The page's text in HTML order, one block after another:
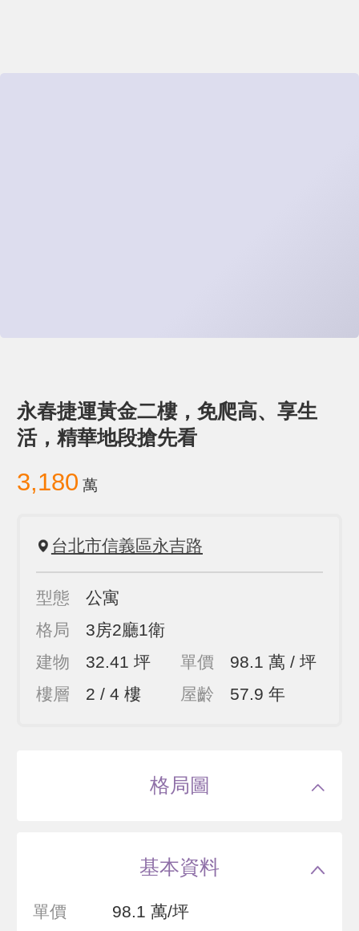
永春捷運黃金二樓，免爬高、享生
活，精華地段搶先看
3,180 萬
台北市信義區永吉路
型態
公寓
格局
3房2廳1衛
建物
32.41 坪 單價
98.1 萬 / 坪
樓層
2 / 4 樓 屋齡 57.9 年
格局圖
基本資料
單價 98.1 萬/坪